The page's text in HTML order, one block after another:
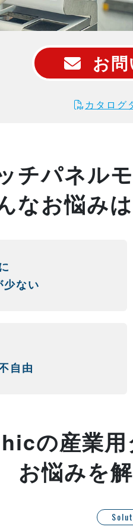
お
カタログ
チパネル
なお悩み
ない
自由
の産業
お悩みを